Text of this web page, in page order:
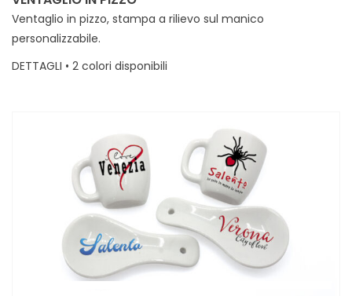
Ventaglio in pizzo, stampa a rilievo sul manico
personalizzabile.
DETTAGLI • 2 colori disponibili